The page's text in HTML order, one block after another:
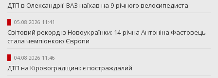
ДТП в Олександрії: ВАЗ наїхав на 9-річного велосипедиста
05.08.2026 11:41
Світовий рекорд із Новоукраїнки: 14-річна Антоніна Фастовець
стала чемпіонкою Європи
04.08.2026 11:46
ДТП на Кіровоградщині: є постраждалий